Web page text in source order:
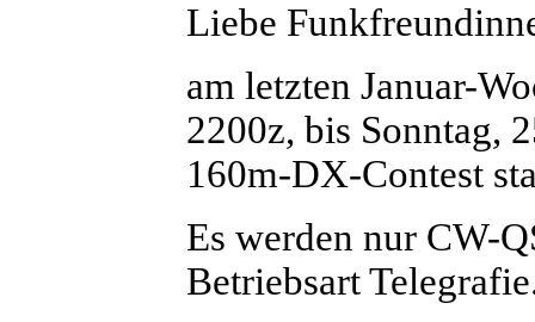
Liebe
am letzten Januar-
2200z, bis Sonntag,
160m-DX-Contest
Es werden nur CW-
Betriebsart